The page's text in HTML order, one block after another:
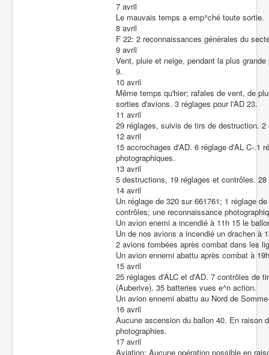
7 avril
Le mauvais temps a emp^ché toute sortie.
8 avril
F 22: 2 reconnaissances générales du
9 avril
Vent, pluie et neige, pendant la plus
9.
10 avril
Même temps qu'hier; rafales de vent, de
sorties d'avions. 3 réglages pour l'AD 23.
11 avril
29 réglages, suivis de tirs de destruction. 2
12 avril
15 accrochages d'AD. 6 réglage d'AL C-.1
photographiques.
13 avril
5 destructions, 19 réglages et contrôles.
14 avril
Un réglage de 320 sur 661761; 1 réglage
contrôles; une reconnaissance
Un avion enemi a incendié à 11h 15 le
Un de nos avions a incendié un drachen à
2 avions tombées après combat dans les
Un avion ennemi abattu après combat à
15 avril
25 réglages d'ALC et d'AD. 7 contrôles de
(Auberive). 35 batteries vues e^n action.
Un avion ennemi abattu au Nord de
16 avril
Aucune ascension du ballon 40. En raison
photographies.
17 avril
Aviation: Aucune opération possible en